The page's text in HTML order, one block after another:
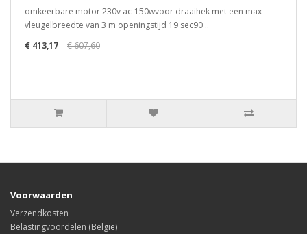
omkeerbare motor 230v ac-150wvoor draaihek met een max
vleugelbreedte van 3 m openingstijd 19 sec90 ..
€ 413,17
€ 607,60
Voorwaarden
Verzendkosten
Belastingvoordelen (België)